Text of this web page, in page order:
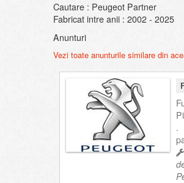
Cautare : Peugeot Partner
Fabricat intre anii : 2002 - 2025
Anunturi
Vezi toate anunturile similare din
.